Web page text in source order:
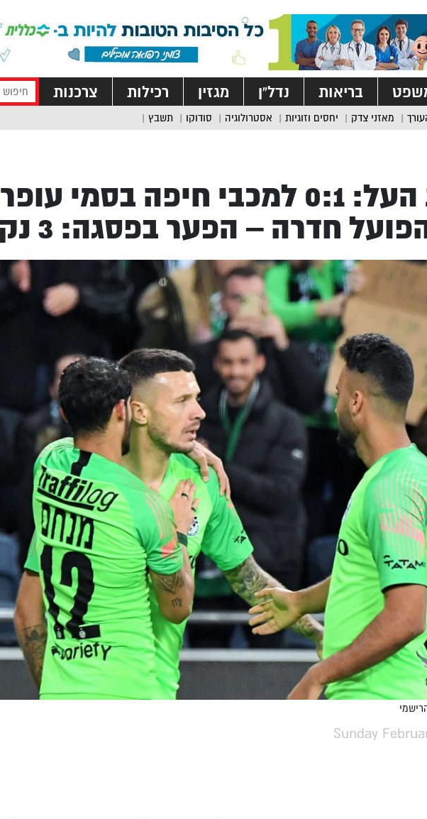
בריאות נדל”ן מגזין רכילות צרכנות
מאזני צדק יחסים וזוגיות אסטרולוגיה סודוקו תשבץ
ליגת העל: 0:1 למכבי חיפה בסמי עופר
חדרה – הפער בפסגה: 3 נק’
Sunday